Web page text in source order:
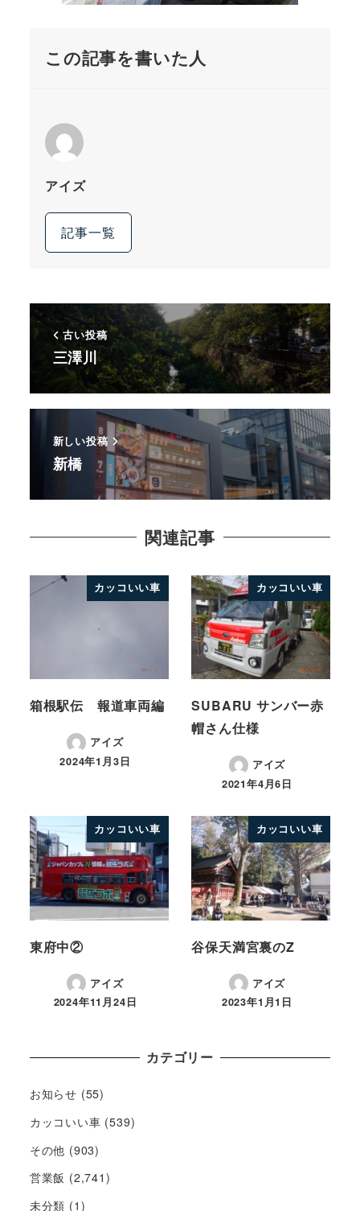
この記事を書いた人
アイズ
記事一覧
古い投稿
三澤川
新しい投稿
新橋
関連記事
カッコいい車
箱根駅伝 報道車両編
アイズ
2024年1月3日
カッコいい車
SUBARU サンバー赤
帽さん仕様
アイズ
2021年4月6日
カッコいい車
東府中②
アイズ
2024年11月24日
カッコいい車
谷保天満宮裏のZ
アイズ
2023年1月1日
カテゴリー
お知らせ (55)
カッコいい車 (539)
その他 (903)
営業飯 (2,741)
未分類 (1)